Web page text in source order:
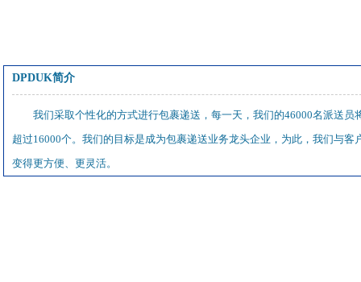
DPDUK简介
我们采取个性化的方式进行包裹递送，每一天，我们的46000名派送
超过16000个。我们的目标是成为包裹递送业务龙头企业，为此，我们与
变得更方便、更灵活。